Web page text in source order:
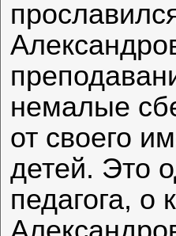
немалые
от своего
детей. Это
педагога, о